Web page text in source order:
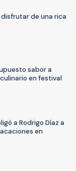
disfrutar de una rica
sabor a
en festival
a Rodrigo Díaz a
en